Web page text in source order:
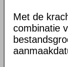
Met de
combinatie